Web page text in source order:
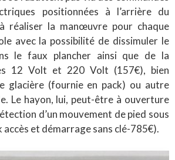
positionnées à l’arrière du
réaliser la manœuvre pour chaque
avec la possibilité de dissimuler le
le faux plancher ainsi que de la
12 Volt et 220 Volt (157€), bien
glacière (fournie en pack) ou autre
Le hayon, lui, peut-être à ouverture
d’un mouvement de pied sous
accès et démarrage sans clé-785€).